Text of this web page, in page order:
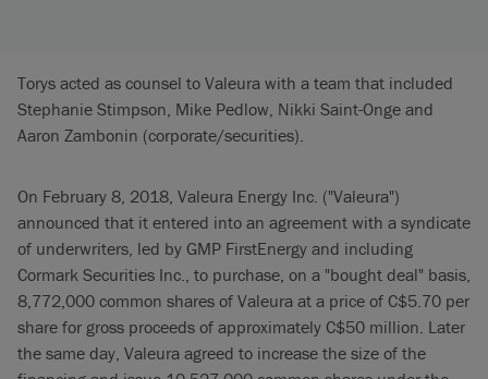
Torys acted as counsel to Valeura with a team that included
Stephanie Stimpson, Mike Pedlow, Nikki Saint-Onge and
Aaron Zambonin (corporate/securities).
On February 8, 2018, Valeura Energy Inc. ("Valeura")
announced that it entered into an agreement with a syndicate
of underwriters, led by GMP FirstEnergy and including
Cormark Securities Inc., to purchase, on a "bought deal" basis,
8,772,000 common shares of Valeura at a price of C$5.70 per
share for gross proceeds of approximately C$50 million. Later
the same day, Valeura agreed to increase the size of the